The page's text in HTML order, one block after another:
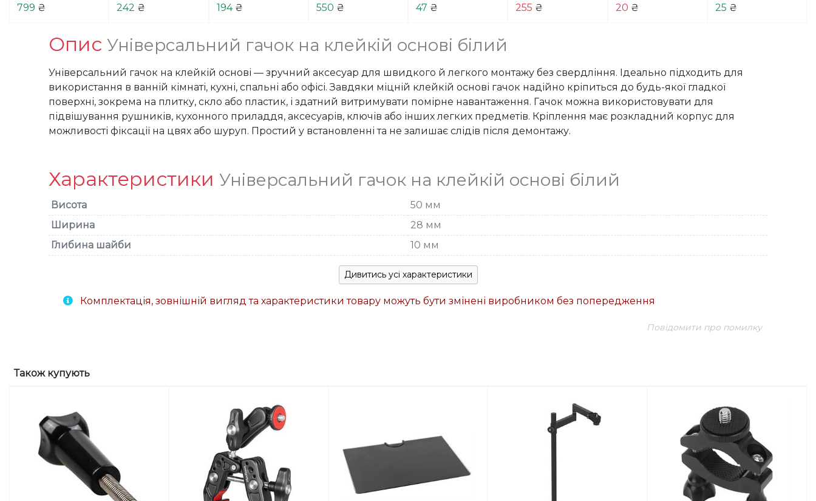
799 ₴ 242 ₴ 194 ₴ 550 ₴ 47 ₴ 255 ₴ 20 ₴ 25 ₴
Опис Універсальний гачок на клейкій основі білий
Універсальний гачок на клейкій основі — зручний аксесуар для швидкого й легкого монтажу без свердління. Ідеально підходить для
використання в ванній кімнаті, кухні, спальні або офісі. Завдяки міцній клейкій основі гачок надійно кріпиться до будь-якої гладкої
поверхні, зокрема на плитку, скло або пластик, і здатний витримувати помірне навантаження. Гачок можна використовувати для
підвішування рушників, кухонного приладдя, аксесуарів, ключів або інших легких предметів. Кріплення має розкладний корпус для
можливості фіксації на цвях або шуруп. Простий у встановленні та не залишає слідів після демонтажу.
Характеристики Універсальний гачок на клейкій основі білий
Висота
50 мм
Ширина
28 мм
Глибина шайби
10 мм
Дивитись усі характеристики
Комплектація, зовнішній вигляд та характеристики товару можуть бути змінені виробником без попередження
Повідомити про помилку
Також купують